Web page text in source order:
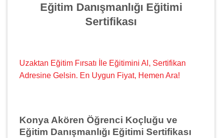
Eğitim Danışmanlığı Eğitimi
Sertifikası
Uzaktan Eğitim Fırsatı İle Eğitimini Al, Sertifikan
Adresine Gelsin. En Uygun Fiyat, Hemen Ara!
Konya Akören Öğrenci Koçluğu ve
Eğitim Danışmanlığı Eğitimi Sertifikası